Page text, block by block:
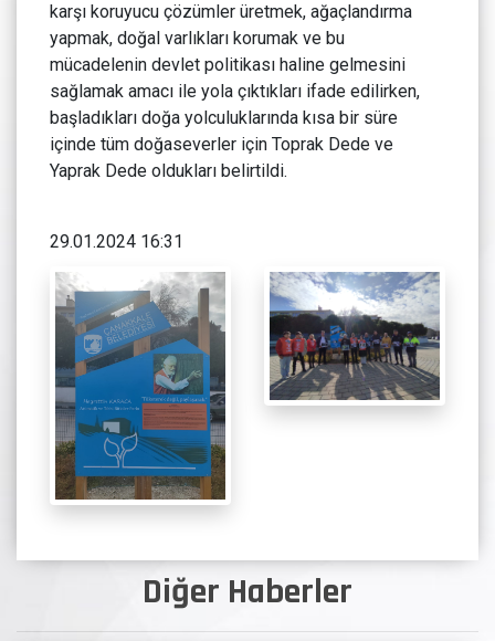
Diğer Haberler
karşı koruyucu çözümler üretmek, ağaçlandırma
yapmak, doğal varlıkları korumak ve bu
mücadelenin devlet politikası haline gelmesini
sağlamak amacı ile yola çıktıkları ifade edilirken,
başladıkları doğa yolculuklarında kısa bir süre
içinde tüm doğaseverler için Toprak Dede ve
Yaprak Dede oldukları belirtildi.
29.01.2024 16:31